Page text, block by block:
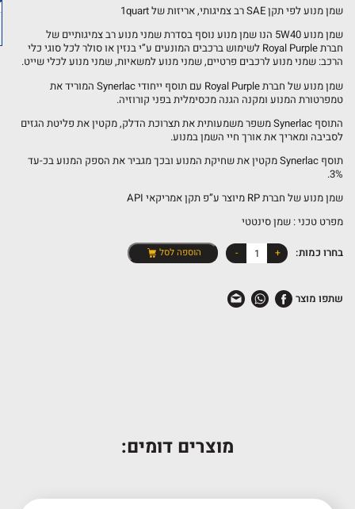
שמן מנוע לפי תקן SAE רב צמיגותי, אריזות של 1quart
שמן מנוע 5W40 הנו שמן מנוע נוסף בסדרת שמני מנוע רב צמיגותיים של
חברתRoyal Purple לשימוש ברכבים המונעים ע”י בנזין או סולר לכל סוגי כלי
הרכב: שמני מנוע לרכבים פרטיים, שמני מנוע למשאיות, שמני מנוע לכלי שייט.
שמן מנוע של חברתRoyal Purple
עם תוסף ייחודי Synerlac המוריד את
טמפרטורת המנוע ומקנה הגנה מכסימלית בפני קורוזיה.
התוסף Synerlac משפר משמעותית את תצרוכת הדלק, מקטין את פליטת הגזים
לסביבה ומאריך את אורך חיי השמן במנוע.
תוסף Synerlac מקטין את שחיקת המנוע ובכך מגביר את הספק המנוע בכ-עד
3%.
שמן מנוע של חברת RP מיוצר ע”פ תקן אמריקאי API
מפרט טכני : שמן סינטטי
בחרו כמות:
+
כמות
שמן
מנוע
- הוספה לסל
שתפו מוצר
מוצרים דומים: